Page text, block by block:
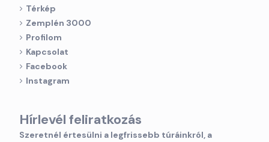
Térkép
Zemplén 3000
Profilom
Kapcsolat
Facebook
Instagram
Hírlevél feliratkozás
Szeretnél értesülni a legfrissebb túráinkról, a